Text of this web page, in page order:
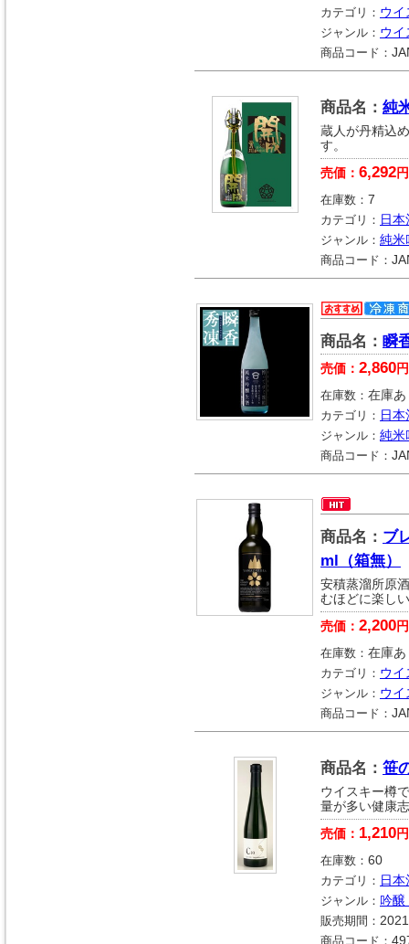
カテゴリ： ウイ
ジャンル： ウイ
商品コード：
商品名： 純
蔵人が丹精込
す。
売価： 6,292 円
在庫数： 7
カテゴリ： 日本
ジャンル： 純米
商品コード：
商品名： 瞬
売価： 2,860 円
在庫数： 在庫あ
カテゴリ： 日本
ジャンル： 純米
商品コード：
商品名： ブ
ml（箱無）
安積蒸溜所原
むほどに楽し
売価： 2,200 円
在庫数： 在庫あ
カテゴリ： ウイ
ジャンル： ウイ
商品コード：
商品名： 笹
ウイスキー樽
量が多い健康
売価： 1,210 円
在庫数： 60
カテゴリ： 日本
ジャンル： 吟醸
販売期間：
商品コード：